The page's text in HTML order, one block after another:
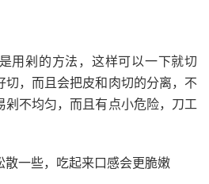
用剁的方法，这样可以一下就切
切，而且会把皮和肉切的分离，不
剁不均匀，而且有点小危险，刀工
散一些，吃起来口感会更脆嫩